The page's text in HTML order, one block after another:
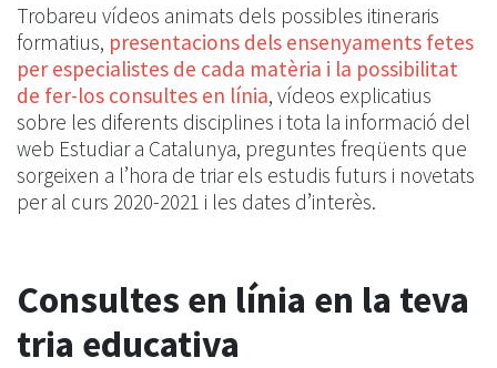
Trobareu vídeos animats dels possibles itineraris
formatius, presentacions dels ensenyaments fetes
per especialistes de cada matèria i la possibilitat
de fer-los consultes en línia, vídeos explicatius
sobre les diferents disciplines i tota la informació del
web Estudiar a Catalunya, preguntes freqüents que
sorgeixen a l’hora de triar els estudis futurs i novetats
per al curs 2020-2021 i les dates d’interès.
Consultes en línia en la teva
tria educativa